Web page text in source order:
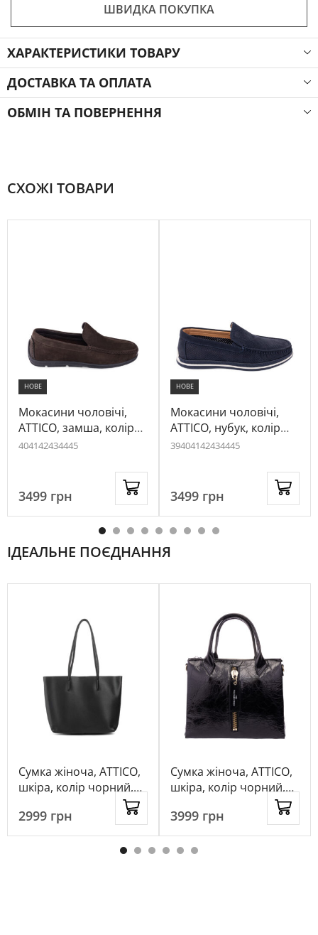
ШВИДКА ПОКУПКА
ХАРАКТЕРИСТИКИ ТОВАРУ
ДОСТАВКА ТА ОПЛАТА
ОБМІН ТА ПОВЕРНЕННЯ
СХОЖІ ТОВАРИ
НОВЕ
Мокасини чоловічі,
ATTICO, замша, колір
темно-коричневий,
404142434445
3499 грн
НОВЕ
Мокасини чоловічі,
ATTICO, нубук, колір
темно-синій, 1011604
39404142434445
3499 грн
ІДЕАЛЬНЕ ПОЄДНАННЯ
Сумка жіноча, ATTICO,
шкіра, колір чорний,
2999 грн
Сумка жіноча, ATTICO,
шкіра, колір чорний,
3999 грн